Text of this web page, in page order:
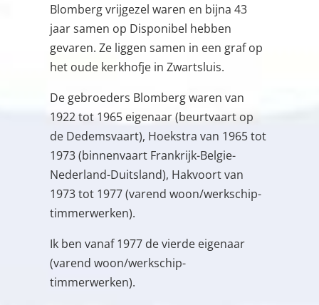
Blomberg vrijgezel waren en bijna 43
jaar samen op Disponibel hebben
gevaren. Ze liggen samen in een graf op
het oude kerkhofje in Zwartsluis.
De gebroeders Blomberg waren van
1922 tot 1965 eigenaar (beurtvaart op
de Dedemsvaart), Hoekstra van 1965 tot
1973 (binnenvaart Frankrijk-Belgie-
Nederland-Duitsland), Hakvoort van
1973 tot 1977 (varend woon/werkschip-
timmerwerken).
Ik ben vanaf 1977 de vierde eigenaar
(varend woon/werkschip-
timmerwerken).